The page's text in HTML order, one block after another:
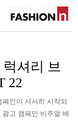
셔리 브
22
페인이 서서히 시작되
고 캠페인 비주얼 베